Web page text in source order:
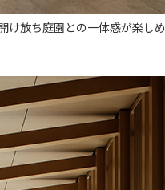
け放ち庭園との一体感が楽しめ